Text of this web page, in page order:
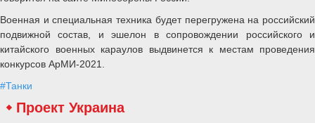
Военная и специальная техника будет перегружена на российский
подвижной состав, и эшелон в сопровождении российского и
китайского военных караулов выдвинется к местам проведения
конкурсов АрМИ-2021.
#Танки
Проект Украина